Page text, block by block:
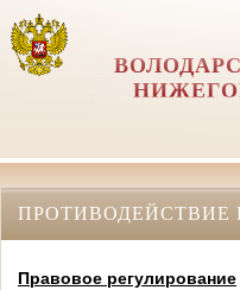
ПРОТИВОДЕЙСТВИЕ
Правовое регулирование